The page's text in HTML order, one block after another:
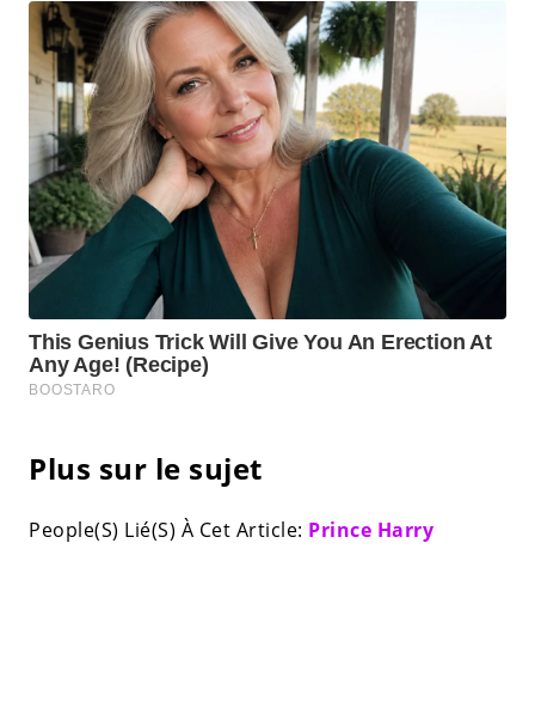
Plus sur le sujet
People(S) Lié(S) À Cet Article: Prince Harry